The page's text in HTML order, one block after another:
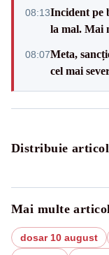
08:13Incident pe
la mal. Mai
08:07Meta,
cel mai
Distribuie
Mai multe
dosar 10 august